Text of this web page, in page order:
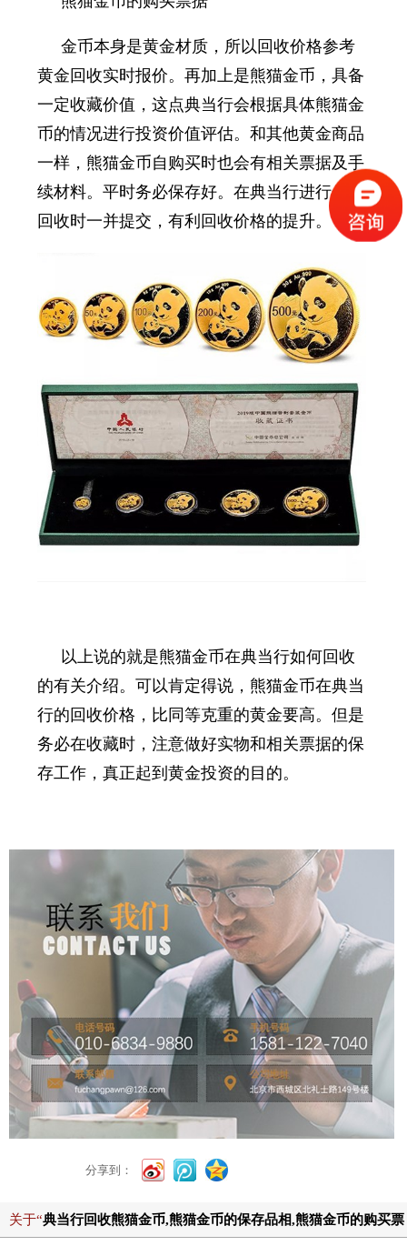
金币本身是黄金材质，所以回收价格参考
黄金回收实时报价。再加上是熊猫金币，具备
一定收藏价值，这点典当行会根据具体熊猫金
币的情况进行投资价值评估。和其他黄金商品
一样，熊猫金币自购买时也会有相关票据及手
续材料。平时务必保存好。在典当行进行金币
回收时一并提交，有利回收价格的提升。
以上说的就是熊猫金币在典当行如何回收
的有关介绍。可以肯定得说，熊猫金币在典当
行的回收价格，比同等克重的黄金要高。但是
务必在收藏时，注意做好实物和相关票据的保
存工作，真正起到黄金投资的目的。
分享到：
关于“典当行回收熊猫金币,熊猫金币的保存品相,熊猫金币的购买票